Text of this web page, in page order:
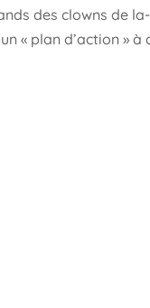
des clowns de
« plan d’action » à